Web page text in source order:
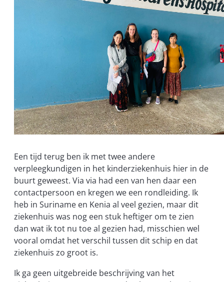
Een tijd terug ben ik met twee andere
verpleegkundigen in het kinderziekenhuis hier in de
buurt geweest. Via via had een van hen daar een
contactpersoon en kregen we een rondleiding. Ik
heb in Suriname en Kenia al veel gezien, maar dit
ziekenhuis was nog een stuk heftiger om te zien
dan wat ik tot nu toe al gezien had, misschien wel
vooral omdat het verschil tussen dit schip en dat
ziekenhuis zo groot is.
Ik ga geen uitgebreide beschrijving van het